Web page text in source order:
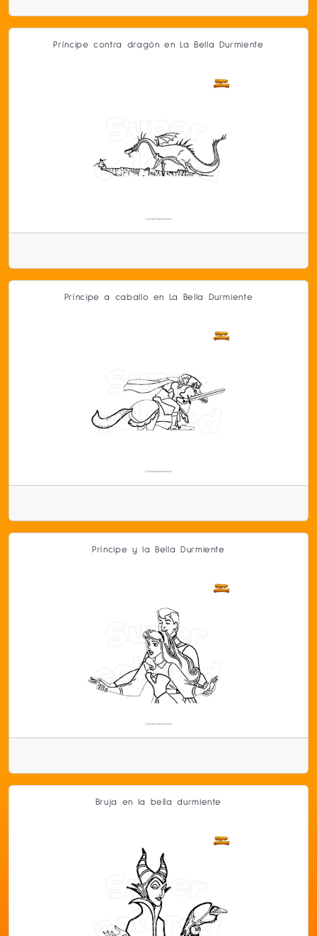
Príncipe contra dragón en La Bella Durmiente
Príncipe a caballo en La Bella Durmiente
Príncipe y la Bella Durmiente
Bruja en la bella durmiente